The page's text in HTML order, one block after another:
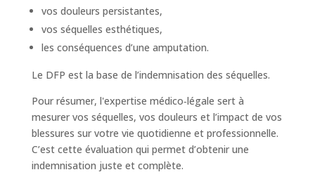
vos douleurs persistantes,
vos séquelles esthétiques,
les conséquences d’une amputation.
Le DFP est la base de l’indemnisation des séquelles.
Pour résumer, l'expertise médico‑légale sert à
mesurer vos séquelles, vos douleurs et l’impact de vos
blessures sur votre vie quotidienne et professionnelle.
C’est cette évaluation qui permet d’obtenir une
indemnisation juste et complète.